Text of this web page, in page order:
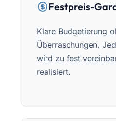
Festpreis-
Klare Budgetierung
Überraschungen.
wird zu fest
realisiert.